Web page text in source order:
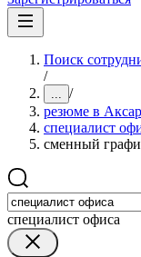
Поиск
/
... /
резюме в
специалист
сменный
специалист офиса